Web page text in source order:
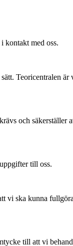
kontakt med oss.
Teoricentralen är
och säkerställer
till oss.
vi ska kunna
till att vi